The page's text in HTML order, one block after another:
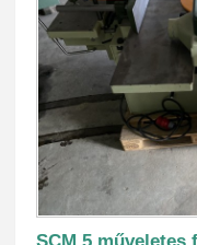
SCM 5 műveletes